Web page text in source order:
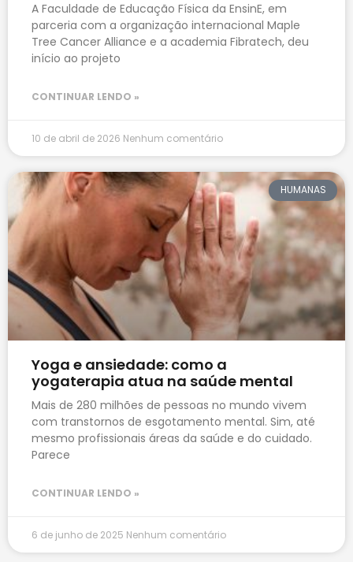
A Faculdade de Educação Física da EnsinE, em
parceria com a organização internacional Maple
Tree Cancer Alliance e a academia Fibratech, deu
início ao projeto
CONTINUAR LENDO »
10 de abril de 2026 Nenhum comentário
HUMANAS
Yoga e ansiedade: como a
yogaterapia atua na saúde mental
Mais de 280 milhões de pessoas no mundo vivem
com transtornos de esgotamento mental. Sim, até
mesmo profissionais áreas da saúde e do cuidado.
Parece
CONTINUAR LENDO »
6 de junho de 2025 Nenhum comentário